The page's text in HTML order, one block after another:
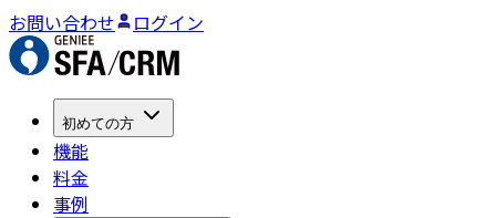
お問い合わせ ログイン
初めての方
機能
料金
事例